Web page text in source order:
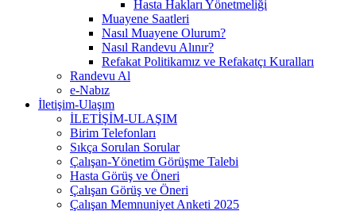
Hasta Hakları Yönetmeliği
Muayene Saatleri
Nasıl Muayene Olurum?
Nasıl Randevu Alınır?
Refakat Politikamız ve Refakatçı Kuralları
Randevu Al
e-Nabız
İletişim-Ulaşım
İLETİŞİM-ULAŞIM
Birim Telefonları
Sıkça Sorulan Sorular
Çalışan-Yönetim Görüşme Talebi
Hasta Görüş ve Öneri
Çalışan Görüş ve Öneri
Çalışan Memnuniyet Anketi 2025